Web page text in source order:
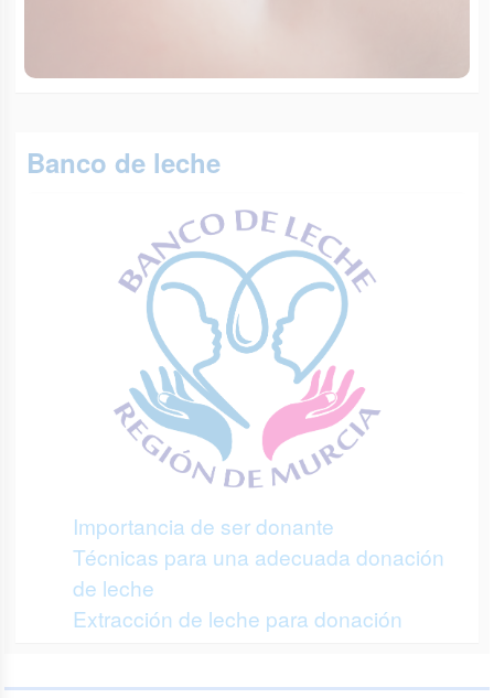
Banco de leche
Importancia de ser donante
Técnicas para una adecuada donación
de leche
Extracción de leche para donación